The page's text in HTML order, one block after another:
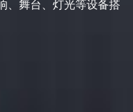
、舞台、灯光等设备搭